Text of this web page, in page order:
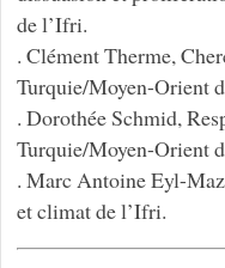
de l’Ifri.
. Clément Therme,
Turquie/Moyen-Orient
. Dorothée Schmid,
Turquie/Moyen-Orient
. Marc Antoine Eyl-
et climat de l’Ifri.